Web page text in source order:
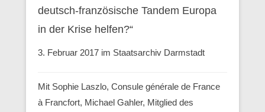
deutsch-französische Tandem Europa
in der Krise helfen?“
3. Februar 2017 im Staatsarchiv Darmstadt
Mit Sophie Laszlo, Consule générale de France
à Francfort, Michael Gahler, Mitglied des